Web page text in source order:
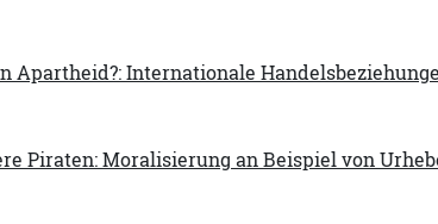
Apartheid?: Internationale
Piraten: Moralisierung an Beispiel von